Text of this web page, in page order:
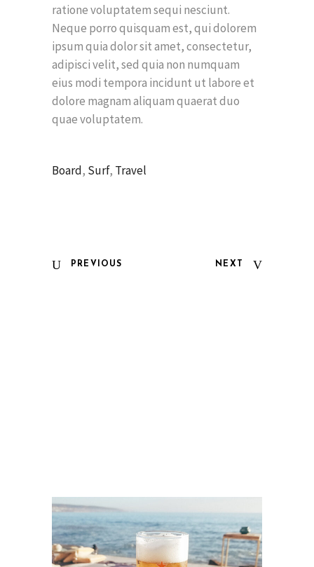
ratione voluptatem sequi nesciunt.
Neque porro quisquam est, qui dolorem
ipsum quia dolor sit amet, consectetur,
adipisci velit, sed quia non numquam
eius modi tempora incidunt ut labore et
dolore magnam aliquam quaerat duo
quae voluptatem.
Board, Surf, Travel
PREVIOUS NEXT